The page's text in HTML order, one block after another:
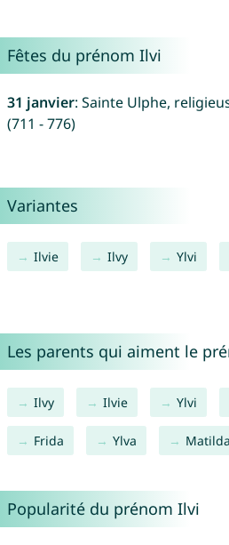
Fêtes du prénom Ilvi
31 janvier: Sainte Ulphe,
(711 - 776)
Variantes
Ilvie Ilvy Ylvi
Les parents qui aiment le
Ilvy Ilvie Ylvi
Frida Ylva Matilda
Popularité du prénom Ilvi